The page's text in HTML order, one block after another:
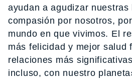
ayudan a agudizar
compasión por nosotros,
mundo en que vivimos. El
más felicidad y mejor salud
relaciones más
incluso, con nuestro